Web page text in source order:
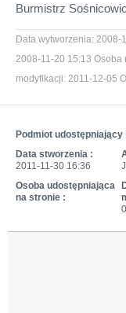
Burmistrz Sośnicowic
Data wytworzenia: 2008-
2008-11-20 15:13 Osoba
modyfikacji: 2011-12-05
Podmiot
Data stworzenia :
2011-11-30 16:36
Osoba udostępniająca
na stronie :